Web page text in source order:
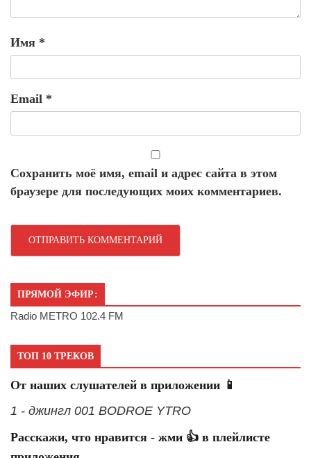
Имя *
Email *
Сохранить моё имя, email и адрес сайта в этом
браузере для последующих моих комментариев.
ПРЯМОЙ ЭФИР:
Radio METRO 102.4 FM
ТОП 10 ТРЕКОВ
От наших слушателей в приложении 📱
1 - джингл 001 BODROE YTRO
Расскажи, что нравится - жми 👍 в плейлисте